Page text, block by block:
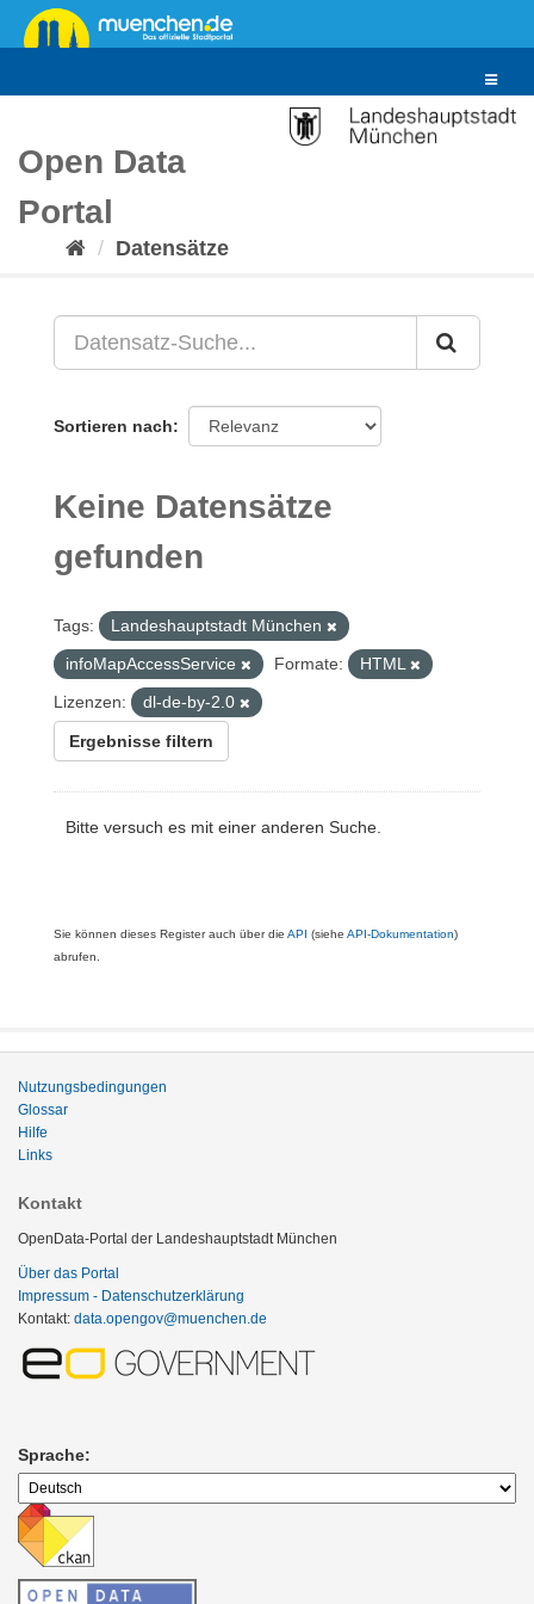
Überspringen
zum
Toggle
Open Data
Portal
Datensätze
Sortieren nach
Keine Datensätze
gefunden
Tags:
Landeshauptstadt München
infoMapAccessService
Formate:
HTML
Lizenzen:
dl-de-by-2.0
Ergebnisse filtern
Bitte versuch es mit einer anderen Suche.
Sie können dieses Register auch über die API (siehe API-Dokumentation)
abrufen.
Nutzungsbedingungen
Glossar
Hilfe
Links
Kontakt
OpenData-Portal der Landeshauptstadt München
Über das Portal
Impressum - Datenschutzerklärung
Kontakt: data.opengov@muenchen.de
Sprache